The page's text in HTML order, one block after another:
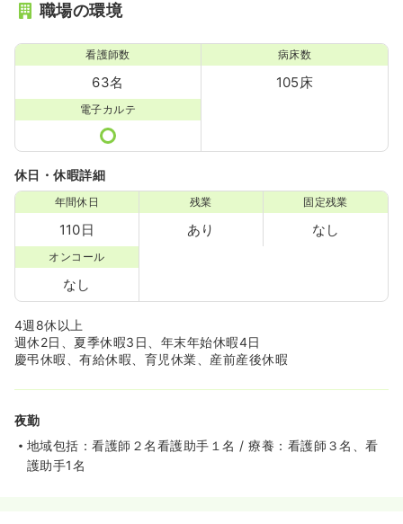
職場の環境
看護師数
63名
病床数
105床
電子カルテ
休日・休暇詳細
年間休日
110日
残業
あり
固定残業
なし
オンコール
なし
4週8休以上
週休2日、夏季休暇3日、年末年始休暇4日
慶弔休暇、有給休暇、育児休業、産前産後休暇
夜勤
地域包括：看護師２名看護助手１名 / 療養：看護師３名、看
護助手1名